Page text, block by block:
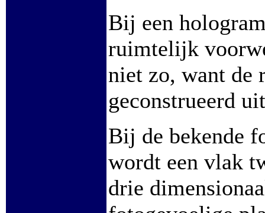
Bij een
ruimtelijk
niet zo, want de
geconstrueerd
Bij de bekende
wordt een vlak
drie